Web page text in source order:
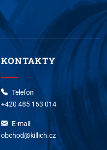
KONTAKTY
Telefon
+420 485 163 014
E-mail
obchod@killich.cz